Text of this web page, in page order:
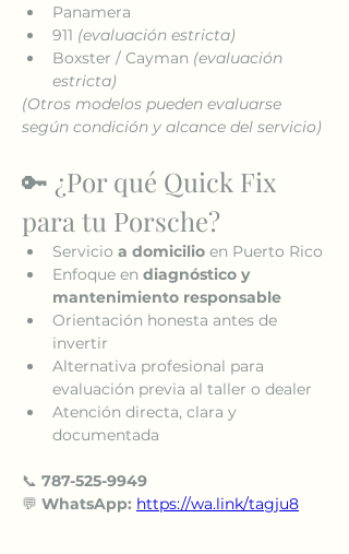
Panamera
911 (evaluación estricta)
Boxster / Cayman (evaluación
estricta)
(Otros modelos pueden evaluarse
según condición y alcance del servicio)
🔑 ¿Por qué Quick Fix
para tu Porsche?
Servicio a domicilio en Puerto Rico
Enfoque en diagnóstico y
mantenimiento responsable
Orientación honesta antes de
invertir
Alternativa profesional para
evaluación previa al taller o dealer
Atención directa, clara y
documentada
📞 787-525-9949
💬 WhatsApp: https://wa.link/tagju8